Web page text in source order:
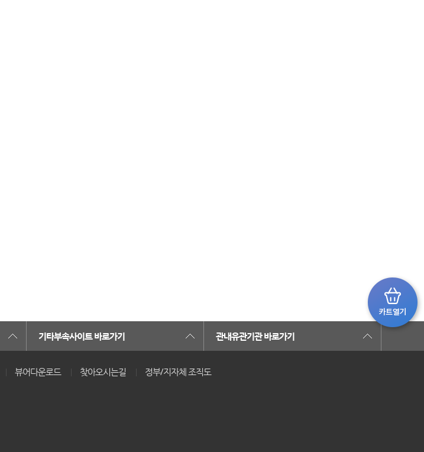
기타부속사이트 바로가기 관내유관기관 바로가기
뷰어다운로드 찾아오시는길 정부/지자체 조직도